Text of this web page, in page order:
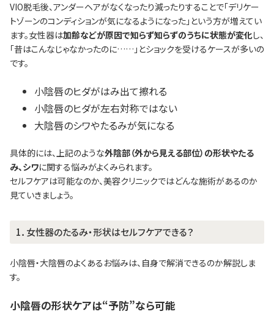
VIO脱毛後、アンダーヘアがなくなったり減ったりすることで「デリケー
トゾーンのコンディションが気になるようになった」という方が増えてい
ます。女性器は加齢などが原因で知らず知らずのうちに状態が変化し、
「昔はこんなじゃなかったのに……」とショックを受けるケースが多いの
です。
小陰唇のヒダがはみ出て擦れる
小陰唇のヒダが左右対称ではない
大陰唇のシワやたるみが気になる
具体的には、上記のような外陰部（外から見える部位）の形状やたる
み、シワに関する悩みがよくみられます。
セルフケアは可能なのか、美容クリニックではどんな施術があるのか
見ていきましょう。
1．女性器のたるみ・形状はセルフケアできる？
小陰唇・大陰唇のよくあるお悩みは、自身で解消できるのか解説しま
す。
小陰唇の形状ケアは“予防”なら可能